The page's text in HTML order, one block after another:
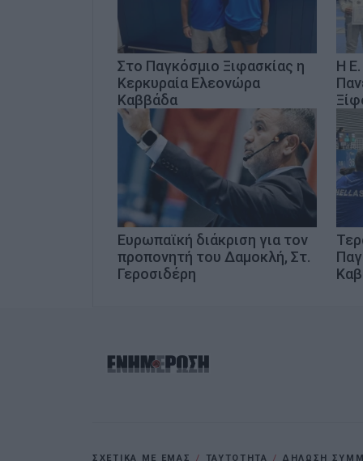
Στο Παγκόσμιο Ξιφασκίας η
Κερκυραία Ελεονώρα
Καββάδα
Η
Ευρωπαϊκή διάκριση για τον
προπονητή του Δαμοκλή, Στ.
Γεροσιδέρη
ΣΧΕΤΙΚΑ ΜΕ ΕΜΑΣ ΤΑΥΤΟΤΗΤΑ ΔΗΛΩΣΗ